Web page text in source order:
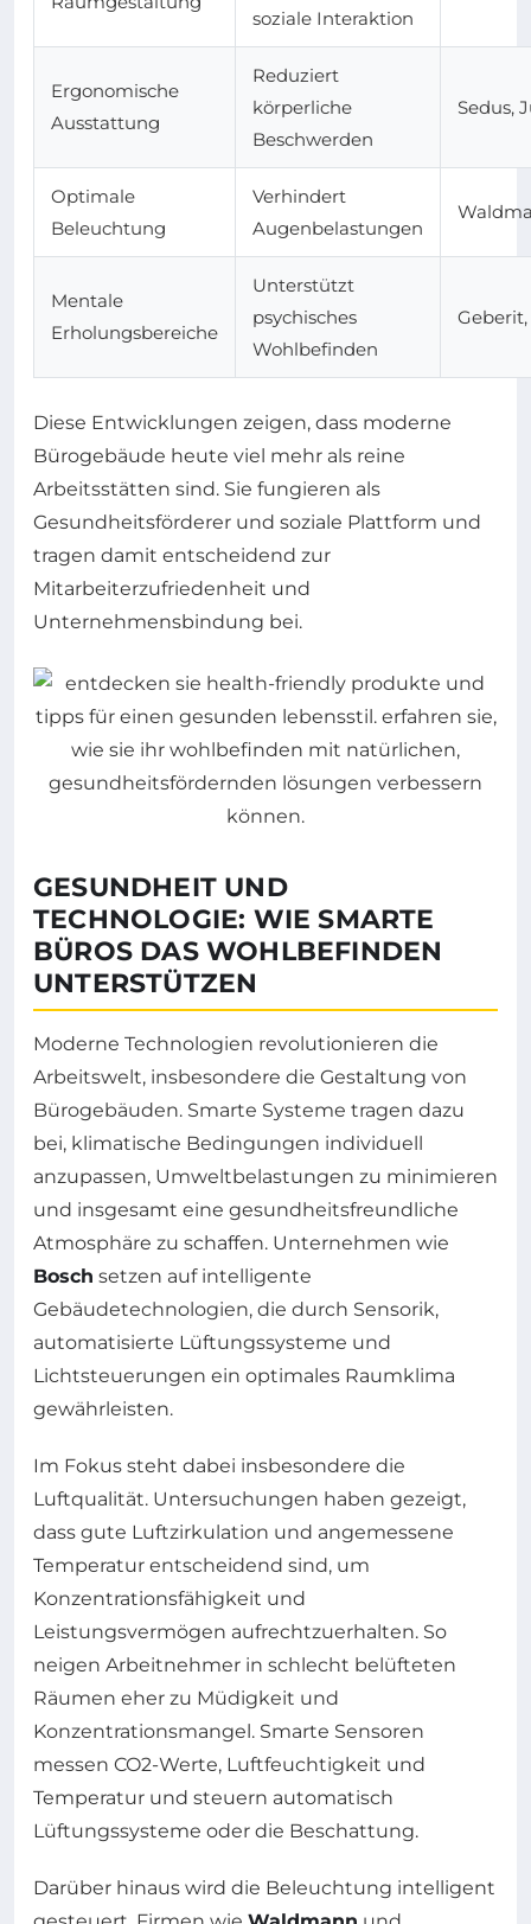
soziale Interaktion
Ergonomische
Ausstattung
Reduziert
körperliche
Beschwerden
Sedus,
Optimale
Beleuchtung
Verhindert
Augenbelastungen
Mentale
Erholungsbereiche
Unterstützt
psychisches
Wohlbefinden
Diese Entwicklungen zeigen, dass moderne
Bürogebäude heute viel mehr als reine
Arbeitsstätten sind. Sie fungieren als
Gesundheitsförderer und soziale Plattform und
tragen damit entscheidend zur
Mitarbeiterzufriedenheit und
Unternehmensbindung bei.
GESUNDHEIT UND
TECHNOLOGIE: WIE SMARTE
BÜROS DAS WOHLBEFINDEN
UNTERSTÜTZEN
Moderne Technologien revolutionieren die
Arbeitswelt, insbesondere die Gestaltung von
Bürogebäuden. Smarte Systeme tragen dazu
bei, klimatische Bedingungen individuell
anzupassen, Umweltbelastungen zu minimieren
und insgesamt eine gesundheitsfreundliche
Atmosphäre zu schaffen. Unternehmen wie
Bosch setzen auf intelligente
Gebäudetechnologien, die durch Sensorik,
automatisierte Lüftungssysteme und
Lichtsteuerungen ein optimales Raumklima
gewährleisten.
Im Fokus steht dabei insbesondere die
Luftqualität. Untersuchungen haben gezeigt,
dass gute Luftzirkulation und angemessene
Temperatur entscheidend sind, um
Konzentrationsfähigkeit und
Leistungsvermögen aufrechtzuerhalten. So
neigen Arbeitnehmer in schlecht belüfteten
Räumen eher zu Müdigkeit und
Konzentrationsmangel. Smarte Sensoren
messen CO2-Werte, Luftfeuchtigkeit und
Temperatur und steuern automatisch
Lüftungssysteme oder die Beschattung.
Darüber hinaus wird die Beleuchtung intelligent